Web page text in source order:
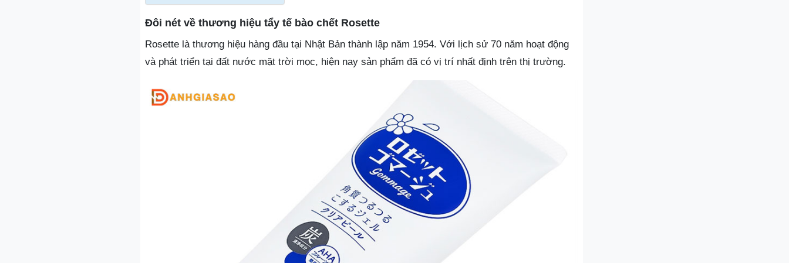
Đôi nét về thương hiệu tẩy tế bào chết Rosette
Rosette là thương hiệu hàng đầu tại Nhật Bản thành lập năm 1954. Với lịch sử 70 năm hoạt động
và phát triển tại đất nước mặt trời mọc, hiện nay sản phẩm đã có vị trí nhất định trên thị trường.